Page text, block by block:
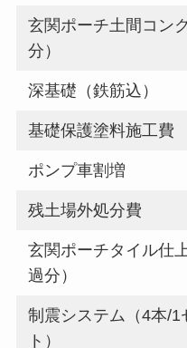
玄関ポーチ土間コン
分）
深基礎（鉄筋込）
基礎保護塗料施工費
ポンプ車割増
残土場外処分費
玄関ポーチタイル仕
過分）
制震システム（4本/1
ト）